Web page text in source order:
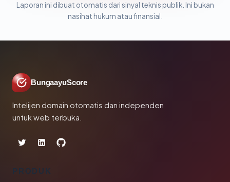
Laporan ini dibuat otomatis dari sinyal teknis publik. Ini bukan
nasihat hukum atau finansial.
BungaayuScore
Intelijen domain otomatis dan independen
untuk web terbuka.
PRODUK